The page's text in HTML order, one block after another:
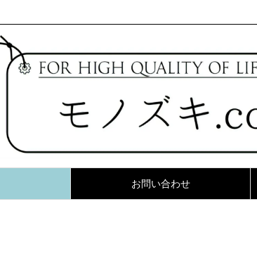
お問い合わせ